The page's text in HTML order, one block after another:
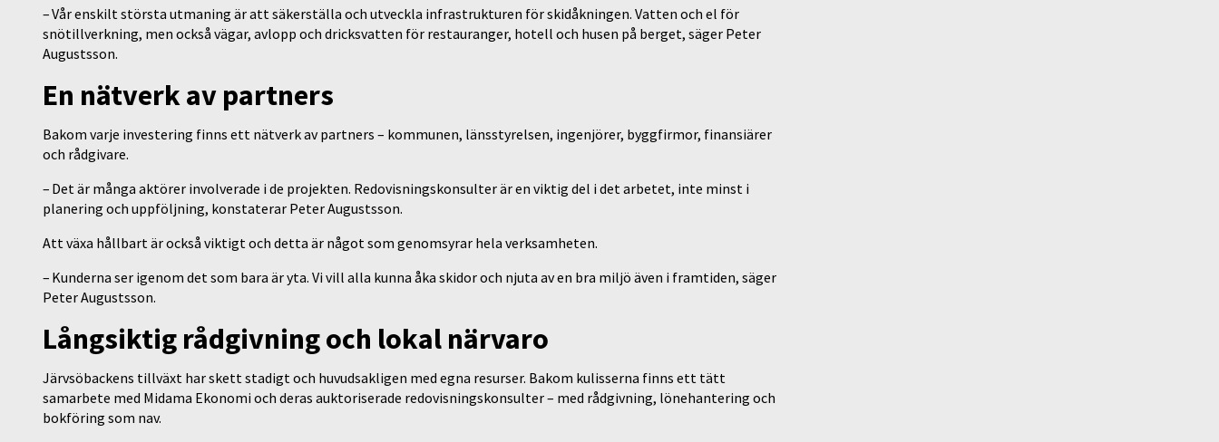
– Vår enskilt största utmaning är att säkerställa och utveckla infrastrukturen för skidåkningen. Vatten och el för
snötillverkning, men också vägar, avlopp och dricksvatten för restauranger, hotell och husen på berget, säger Peter
Augustsson.
En nätverk av partners
Bakom varje investering finns ett nätverk av partners – kommunen, länsstyrelsen, ingenjörer, byggfirmor, finansiärer
och rådgivare.
– Det är många aktörer involverade i de projekten. Redovisningskonsulter är en viktig del i det arbetet, inte minst i
planering och uppföljning, konstaterar Peter Augustsson.
Att växa hållbart är också viktigt och detta är något som genomsyrar hela verksamheten.
– Kunderna ser igenom det som bara är yta. Vi vill alla kunna åka skidor och njuta av en bra miljö även i framtiden, säger
Peter Augustsson.
Långsiktig rådgivning och lokal närvaro
Järvsöbackens tillväxt har skett stadigt och huvudsakligen med egna resurser. Bakom kulisserna finns ett tätt
samarbete med Midama Ekonomi och deras auktoriserade redovisningskonsulter – med rådgivning, lönehantering och
bokföring som nav.